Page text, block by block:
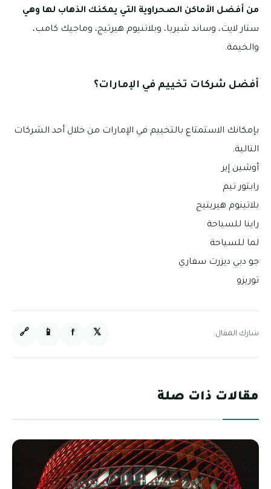
من أفضل الأماكن الصحراوية التي يمكنك الذهاب لها وهي
ستار لايت، وساند شيربا، وبلاتنيوم هيرتيج، وماجيك كامب،
والخيمة.
أفضل شركات تخييم في الإمارات؟
بإمكانك الاستمتاع بالتخييم في الإمارات من خلال أحد الشركات
التالية.
أوشين إير
رابتور تيم
بلاتينوم هيريتيج
راينا للسياحة
لما للسياحة
جو دبي ديزرت سفاري
توريزو
شارك المقال: 𝕏
f
📱
🔗
مقالات ذات صلة